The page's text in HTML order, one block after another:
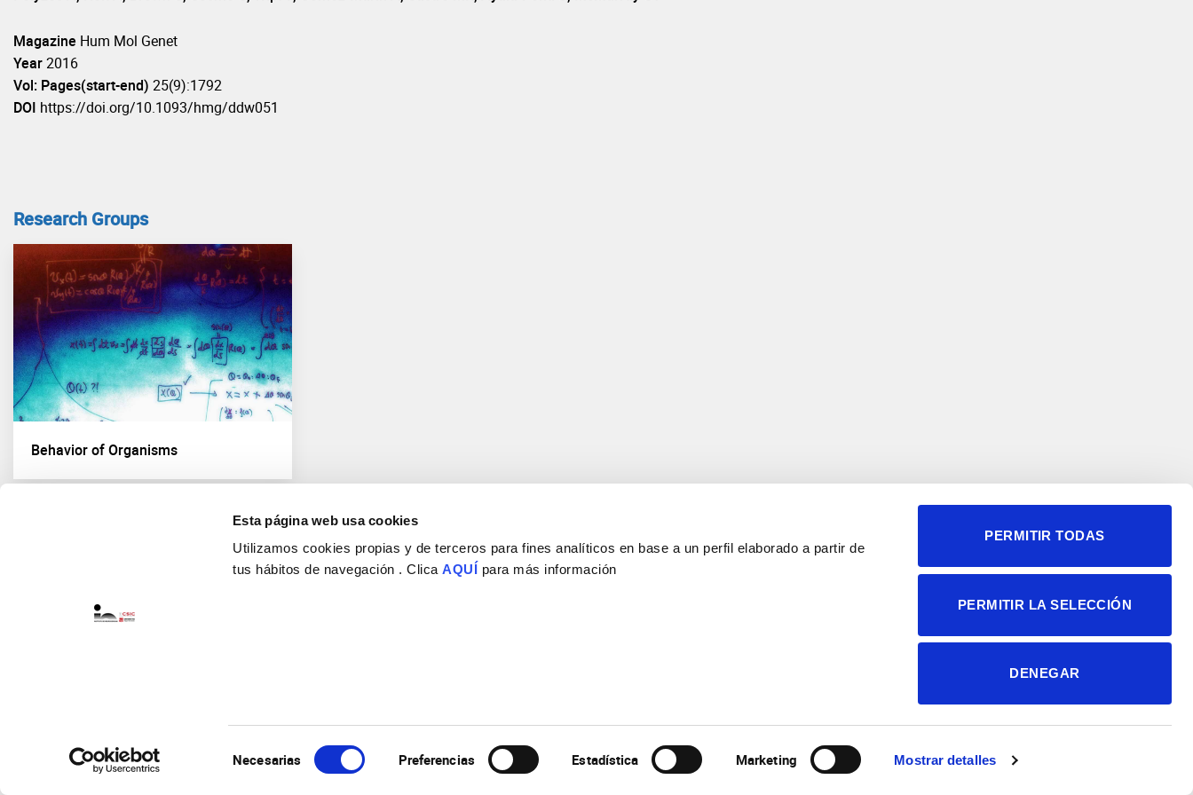
Esta página web usa cookies
Utilizamos cookies propias y de terceros para fines analíticos en base a un perfil elaborado a partir de
tus hábitos de navegación . ClicaAQUÍ para más información
de
Necesarias Preferencias Estadística Marketing Mostrar detalles
PERMITIR TODAS
PERMITIR LA SELECCIÓN
DENEGAR
Magazine Hum Mol Genet
Year2016
Vol: Pages(start-end) 25(9):1792
DOI https://doi.org/10.1093/hmg/ddw051
Research Groups
Behavior of Organisms
Neurociencias
Política de privacidad
Accesibilidad